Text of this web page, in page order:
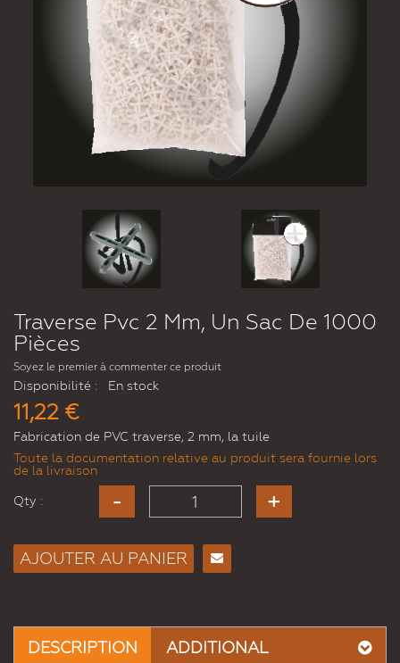
Traverse Pvc 2 Mm, Un Sac De 1000
Pièces
Soyez le premier à commenter ce produit
Disponibilité : En stock
11,22 €
Fabrication de PVC traverse, 2 mm, la tuile
Toute la documentation relative au produit sera fournie lors
de la livraison
Qty :
AJOUTER AU PANIER
DESCRIPTION ADDITIONAL